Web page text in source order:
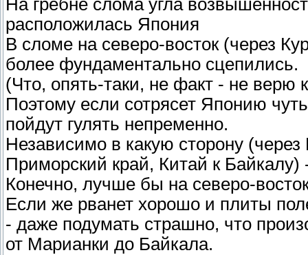
На гребне слома угла
расположилась Япония
В сломе на северо-восток (через
более фундаментально сцепились.
(Что, опять-таки, не факт - не верю
Поэтому если сотрясет Японию
пойдут гулять непременно.
Независимо в какую сторону
Приморский край, Китай к Байкалу)
Конечно, лучше бы на северо-
Если же рванет хорошо и плиты
- даже подумать страшно, что
от Марианки до Байкала.